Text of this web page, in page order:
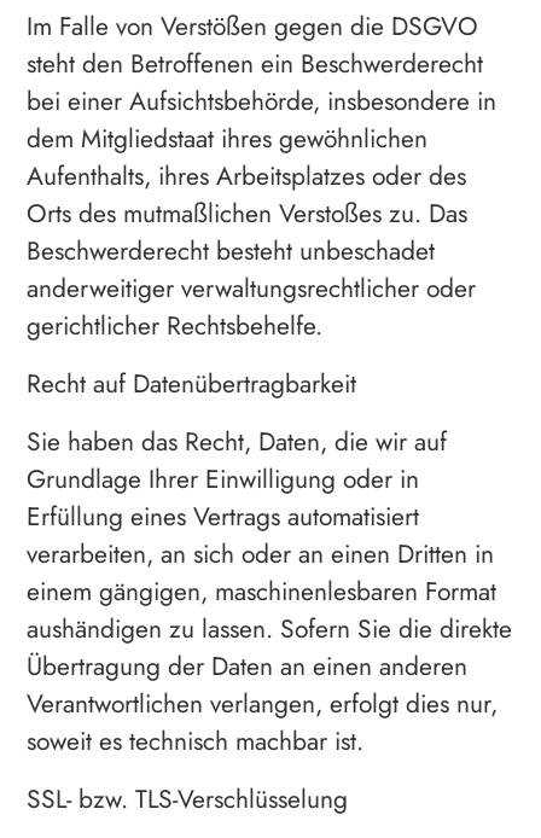
Im Falle von Verstößen gegen die DSGVO
steht den Betroffenen ein Beschwerderecht
bei einer Aufsichtsbehörde, insbesondere in
dem Mitgliedstaat ihres gewöhnlichen
Aufenthalts, ihres Arbeitsplatzes oder des
Orts des mutmaßlichen Verstoßes zu. Das
Beschwerderecht besteht unbeschadet
anderweitiger verwaltungsrechtlicher oder
gerichtlicher Rechtsbehelfe.
Recht auf Daten­übertrag­barkeit
Sie haben das Recht, Daten, die wir auf
Grundlage Ihrer Einwilligung oder in
Erfüllung eines Vertrags automatisiert
verarbeiten, an sich oder an einen Dritten in
einem gängigen, maschinenlesbaren Format
aushändigen zu lassen. Sofern Sie die direkte
Übertragung der Daten an einen anderen
Verantwortlichen verlangen, erfolgt dies nur,
soweit es technisch machbar ist.
SSL- bzw. TLS-Verschlüsselung